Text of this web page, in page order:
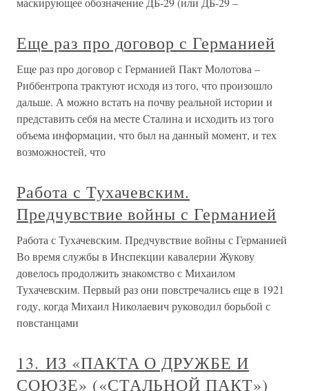
Еще раз про договор с Германией
Еще раз про договор с Германией Пакт Молотова –
Риббентропа трактуют исходя из того, что произошло
дальше. А можно встать на почву реальной истории и
представить себя на месте Сталина и исходить из того
объема информации, что был на данный момент, и тех
возможностей, что
Работа с Тухачевским.
Предчувствие войны с Германией
Работа с Тухачевским. Предчувствие войны с Германией
Во время службы в Инспекции кавалерии Жукову
довелось продолжить знакомство с Михаилом
Тухачевским. Первый раз они повстречались еще в 1921
году, когда Михаил Николаевич руководил борьбой с
повстанцами
13. ИЗ «ПАКТА О ДРУЖБЕ И
СОЮЗЕ» («СТАЛЬНОЙ ПАКТ»)